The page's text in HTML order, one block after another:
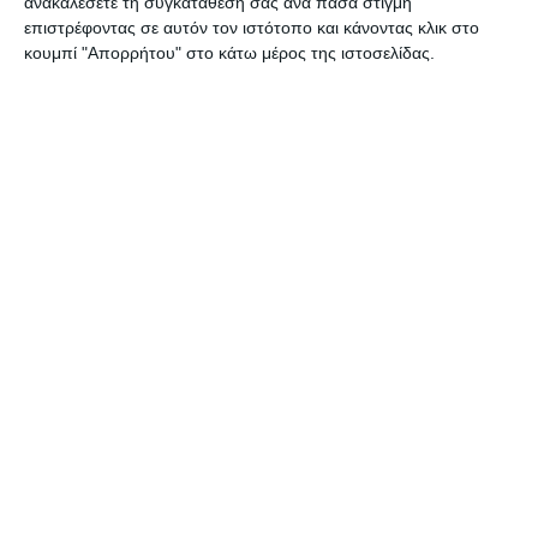
επιστρέφοντας σε αυτόν τον ιστότοπο και κάνοντας κλικ στο
κουμπί "Απορρήτου" στο κάτω μέρος της ιστοσελίδας.